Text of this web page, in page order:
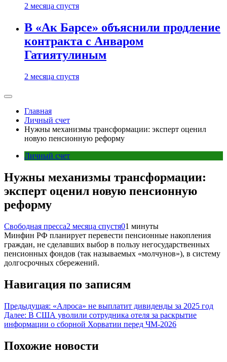
2 месяца спустя
В «Ак Барсе» объяснили продление
контракта с Анваром
Гатиятулиным
2 месяца спустя
Главная
Личный счет
Нужны механизмы трансформации: эксперт оценил
новую пенсионную реформу
Личный счет
Нужны механизмы трансформации:
эксперт оценил новую пенсионную
реформу
Свободная пресса2 месяца спустя01 минуты
Минфин РФ планирует перевести пенсионные накопления
граждан, не сделавших выбор в пользу негосударственных
пенсионных фондов (так называемых «молчунов»), в систему
долгосрочных сбережений.
Навигация по записям
Предыдущая: «Алроса» не выплатит дивиденды за 2025 год
Далее: В США уволили сотрудника отеля за раскрытие
информации о сборной Хорватии перед ЧМ-2026
Похожие новости